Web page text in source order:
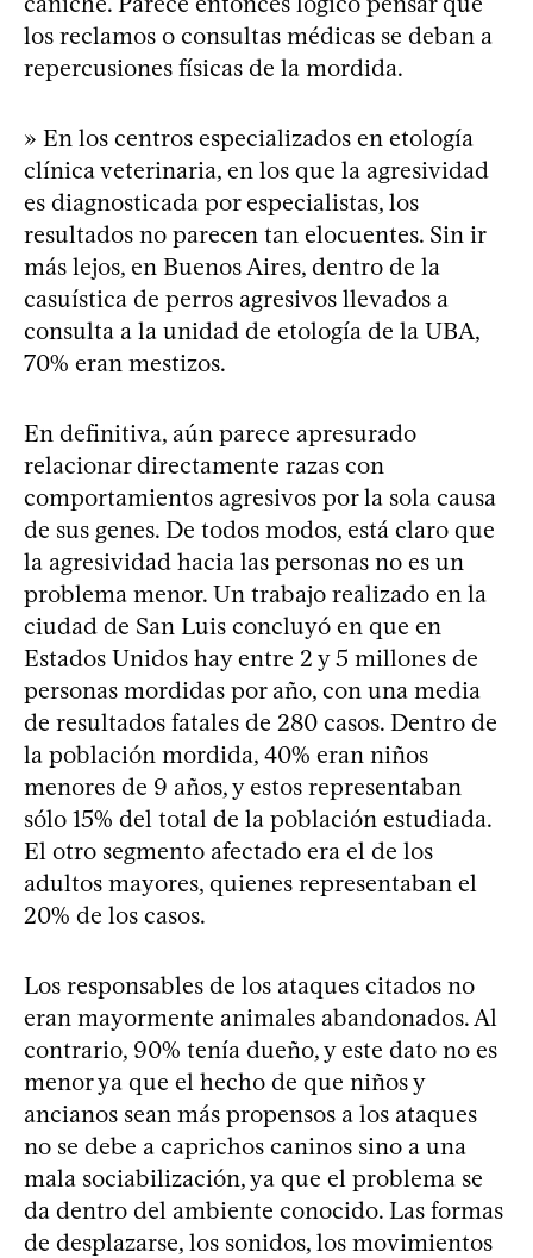
los reclamos o consultas médicas se deban a
repercusiones físicas de la mordida.
» En los centros especializados en etología
clínica veterinaria, en los que la agresividad
es diagnosticada por especialistas, los
resultados no parecen tan elocuentes. Sin ir
más lejos, en Buenos Aires, dentro de la
casuística de perros agresivos llevados a
consulta a la unidad de etología de la UBA,
70% eran mestizos.
En definitiva, aún parece apresurado
relacionar directamente razas con
comportamientos agresivos por la sola causa
de sus genes. De todos modos, está claro que
la agresividad hacia las personas no es un
problema menor. Un trabajo realizado en la
ciudad de San Luis concluyó en que en
Estados Unidos hay entre 2 y 5 millones de
personas mordidas por año, con una media
de resultados fatales de 280 casos. Dentro de
la población mordida, 40% eran niños
menores de 9 años, y estos representaban
sólo 15% del total de la población estudiada.
El otro segmento afectado era el de los
adultos mayores, quienes representaban el
20% de los casos.
Los responsables de los ataques citados no
eran mayormente animales abandonados. Al
contrario, 90% tenía dueño, y este dato no es
menor ya que el hecho de que niños y
ancianos sean más propensos a los ataques
no se debe a caprichos caninos sino a una
mala sociabilización, ya que el problema se
da dentro del ambiente conocido. Las formas
de desplazarse, los sonidos, los movimientos